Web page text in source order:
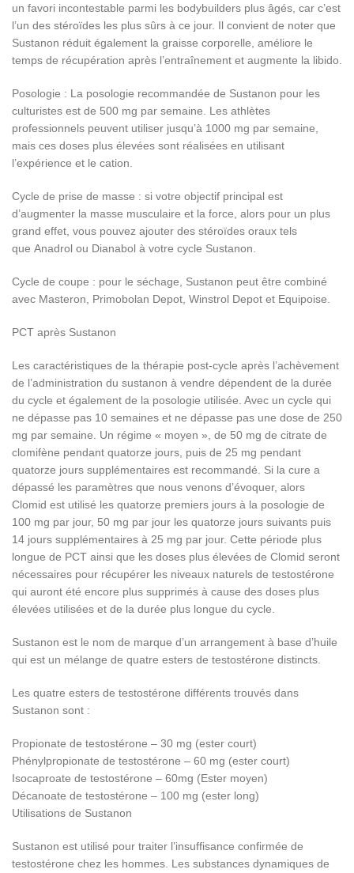
un favori incontestable parmi les bodybuilders plus âgés, car c’est
l’un des stéroïdes les plus sûrs à ce jour. Il convient de noter que
Sustanon réduit également la graisse corporelle, améliore le
temps de récupération après l’entraînement et augmente la libido.
Posologie : La posologie recommandée de Sustanon pour les
culturistes est de 500 mg par semaine. Les athlètes
professionnels peuvent utiliser jusqu’à 1000 mg par semaine,
mais ces doses plus élevées sont réalisées en utilisant
l’expérience et le cation.
Cycle de prise de masse : si votre objectif principal est
d’augmenter la masse musculaire et la force, alors pour un plus
grand effet, vous pouvez ajouter des stéroïdes oraux tels
que Anadrol ou Dianabol à votre cycle Sustanon.
Cycle de coupe : pour le séchage, Sustanon peut être combiné
avec Masteron, Primobolan Depot, Winstrol Depot et Equipoise.
PCT après Sustanon
Les caractéristiques de la thérapie post-cycle après l’achèvement
de l’administration du sustanon à vendre dépendent de la durée
du cycle et également de la posologie utilisée. Avec un cycle qui
ne dépasse pas 10 semaines et ne dépasse pas une dose de 250
mg par semaine. Un régime « moyen », de 50 mg de citrate de
clomifène pendant quatorze jours, puis de 25 mg pendant
quatorze jours supplémentaires est recommandé. Si la cure a
dépassé les paramètres que nous venons d’évoquer, alors
Clomid est utilisé les quatorze premiers jours à la posologie de
100 mg par jour, 50 mg par jour les quatorze jours suivants puis
14 jours supplémentaires à 25 mg par jour. Cette période plus
longue de PCT ainsi que les doses plus élevées de Clomid seront
nécessaires pour récupérer les niveaux naturels de testostérone
qui auront été encore plus supprimés à cause des doses plus
élevées utilisées et de la durée plus longue du cycle.
Sustanon est le nom de marque d’un arrangement à base d’huile
qui est un mélange de quatre esters de testostérone distincts.
Les quatre esters de testostérone différents trouvés dans
Sustanon sont :
Propionate de testostérone – 30 mg (ester court)
Phénylpropionate de testostérone – 60 mg (ester court)
Isocaproate de testostérone – 60mg (Ester moyen)
Décanoate de testostérone – 100 mg (ester long)
Utilisations de Sustanon
Sustanon est utilisé pour traiter l’insuffisance confirmée de
testostérone chez les hommes. Les substances dynamiques de